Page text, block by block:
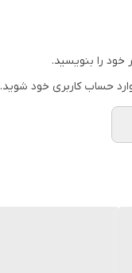
را بنویسید.
حساب کاربری خود شوید.